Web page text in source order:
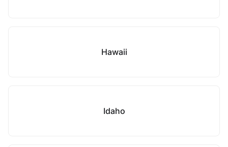
Hawaii
Idaho